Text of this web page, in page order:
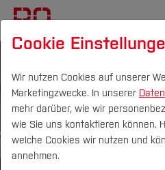
Campus Personen
Cookie
Wir nutzen Cookies auf unserer
Marketingzwecke. In unserer
mehr darüber, wie wir
wie Sie uns kontaktieren können.
welche Cookies wir nutzen und
annehmen.